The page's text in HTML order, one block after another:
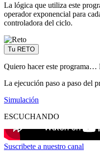
La lógica que utiliza este
operador exponencial para
controladora del ciclo.
Tu RETO
Quiero hacer este programa…
La ejecución paso a paso del
Simulación
ESCUCHANDO
Suscribete a nuestro canal